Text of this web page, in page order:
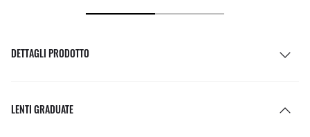
DETTAGLI PRODOTTO
LENTI GRADUATE